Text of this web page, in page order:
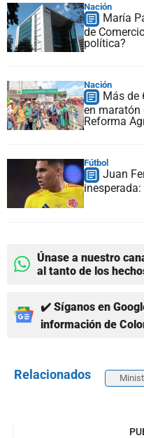
Nación
María
de
política?
Nación
Más de
en maratón
Reforma
Fútbol
Juan
Únase a nuestro
al tanto de los
✔️ Síganos en
información de
Relacionados